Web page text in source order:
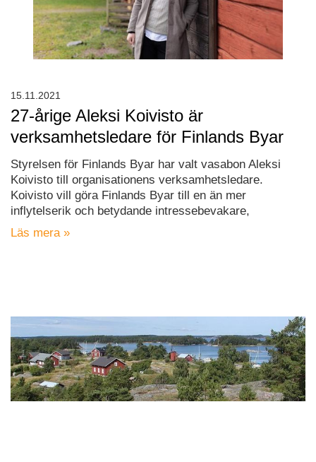
27-årige Aleksi Koivisto är
verksamhetsledare för Finlands Byar
Styrelsen för Finlands Byar har valt vasabon Aleksi
Koivisto till organisationens verksamhetsledare.
Koivisto vill göra Finlands Byar till en än mer
inflytelserik och betydande intressebevakare,
Läs mera »
15.11.2021